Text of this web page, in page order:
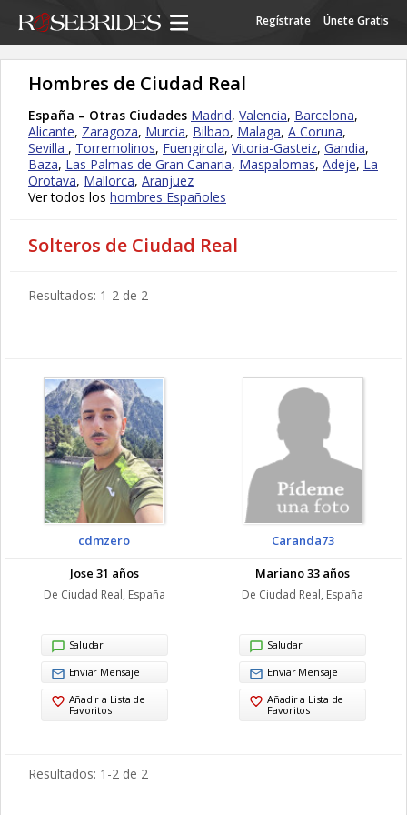
Regístrate Únete Gratis
Hombres de Ciudad Real
España – Otras Ciudades Madrid, Valencia, Barcelona,
Alicante, Zaragoza, Murcia, Bilbao, Malaga, A Coruna,
Sevilla , Torremolinos, Fuengirola, Vitoria-Gasteiz, Gandia,
Baza, Las Palmas de Gran Canaria, Maspalomas, Adeje, La
Orotava, Mallorca, Aranjuez
Ver todos los hombres Españoles
Solteros de Ciudad Real
Resultados: 1-2 de 2
cdmzero
Jose 31 años
De Ciudad Real, España
Saludar
Enviar Mensaje
Añadir a Lista de
Favoritos
Caranda73
Mariano 33 años
De Ciudad Real, España
Saludar
Enviar Mensaje
Añadir a Lista de
Favoritos
Resultados: 1-2 de 2